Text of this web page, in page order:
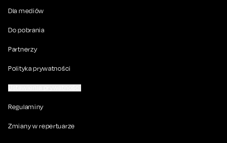
Dla mediów
Do pobrania
Partnerzy
Polityka prywatności
Regulaminy
Zmiany w repertuarze